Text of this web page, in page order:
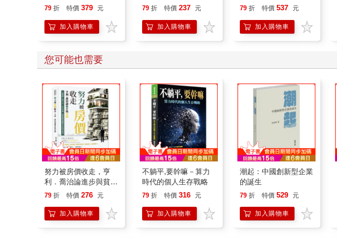
恭談以心轉境的適齡漫
79 折 特價 379 元
加入購物車
行動」打開大腦的行動
「行動派」的37個科
學方法
79 折 特價 237 元
加入購物車
79 折 特價 537 元
加入購物車
您可能也需要
努力被房價收走，亨
利．喬治論進步與貧
困：土地壟斷×租金上
勤奮越難安身的城市困
局
79 折 特價 276 元
加入購物車
不躺平,要幹嘛－算力
時代的個人生存戰略
79 折 特價 316 元
加入購物車
潮起：中國創新型企業
的誕生
79 折 特價 529 元
加入購物車